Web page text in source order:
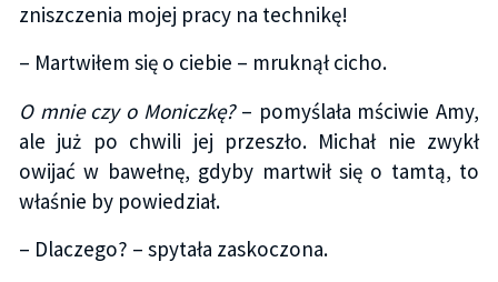
zniszczenia mojej pracy na technikę!
– Martwiłem się o ciebie – mruknął cicho.
O mnie czy o Moniczkę?– pomyślała mściwie Amy,
ale już po chwili jej przeszło. Michał nie zwykł
owijać w bawełnę, gdyby martwił się o tamtą, to
właśnie by powiedział.
– Dlaczego? – spytała zaskoczona.